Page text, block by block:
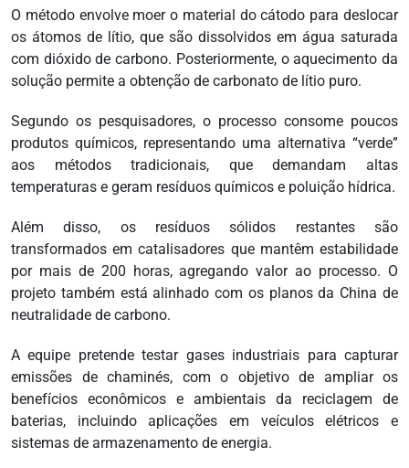
O método envolve moer o material do cátodo para deslocar
os átomos de lítio, que são dissolvidos em água saturada
com dióxido de carbono. Posteriormente, o aquecimento da
solução permite a obtenção de carbonato de lítio puro.
Segundo os pesquisadores, o processo consome poucos
produtos químicos, representando uma alternativa “verde”
aos métodos tradicionais, que demandam altas
temperaturas e geram resíduos químicos e poluição hídrica.
Além disso, os resíduos sólidos restantes são
transformados em catalisadores que mantêm estabilidade
por mais de 200 horas, agregando valor ao processo. O
projeto também está alinhado com os planos da China de
neutralidade de carbono.
A equipe pretende testar gases industriais para capturar
emissões de chaminés, com o objetivo de ampliar os
benefícios econômicos e ambientais da reciclagem de
baterias, incluindo aplicações em veículos elétricos e
sistemas de armazenamento de energia.